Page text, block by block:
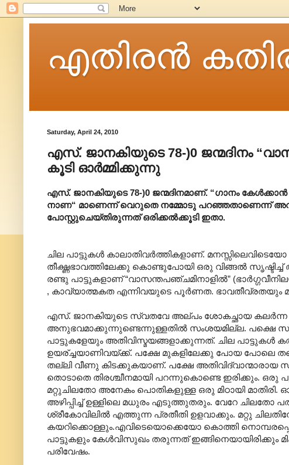
എതിരന്‍
Saturday, April 24, 2010
എസ്. ജാനകിയുടെ 78-)0 ജന്മദിനം
കൂടി ഓർമ്മിക്കുന്നു
എസ്. ജാനകിയുടെ 78-)0 ജന്മദിനമാണ്. “ഗാനം
നാണ“ മാണെന്ന് വെറുതെ നമ്മോടു പറഞ്ഞതാണെന്ന്
പോസ്റ്റുചെയ്തിരുന്നത് ഒരിക്കൽക്കൂടി ഇതാ.
ചില പാട്ടുകള്‍ കാലാതിവര്‍ത്തികളാണ്.
തീക്ഷ്ണഭാവത്തിലേക്കു കൊണ്ടുപോയി ഒരു വിങ്ങല്‍
രണ്ടു പാട്ടുകളാണ് “വാസന്തപഞ്ചമിനാളില്‍”
, കാവ്യാത്മകത എന്നിവയുടെ പൂര്‍ണത. ഭാവതീവ്രതയും
എസ്. ജാനകിയുടെ സ്വതവേ അല്പം ശോകച്ഛായ
അനു‍ഭവമാക്കുന്നുണ്ടെന്നുള്ളതില്‍ സംശയമില്ല. പക്ഷെ
പാട്ടുകളേയും അതിവിസ്മയങ്ങളാക്കുന്നത്. ചില പാട്ടുകള്‍
ഉയര്ച്ചയാണിവയ്ക്ക്. പക്ഷേ മുകളിലേക്കു പോയ പോലെ
തല്ലി വീണു കിടക്കുകയാണ്. പക്ഷേ അതിവിദ്വാന്മാരായ
തൊടാതെ തിരശ്ചീനമായി പറന്നുകൊണ്ടെ ഇരിക്കും.‍
മറ്റുചിലതോ അനേകം പൊതികളുള്ള ഒരു മിഠായി
അഴിപ്പിച്ച് ഉള്ളിലെ മധുരം എടുത്തുതരും. വേറേ
ശ്രീകോവിലില്‍ എത്തുന്ന പ്രതീതി ഉളവാക്കും. മറ്റു
കയറിക്കൊള്ളും.എവിടെയൊക്കെയോ കൊത്തി
പാട്ടുകളും കേള്‍വിസുഖം തരുന്നത് ഇങ്ങിനെയായിരിക്കും
പരിവേഷം.